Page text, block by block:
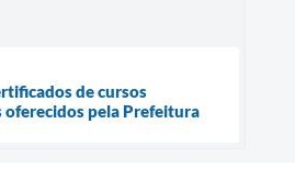
de cursos
pela Prefeitura